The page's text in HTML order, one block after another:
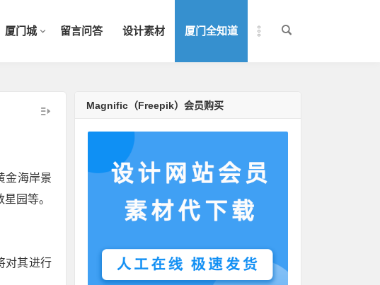
厦门城 留言问答 设计素材 厦门全知道
金海岸景
园等。
对其进行
Magnific（Freepik）会员购买